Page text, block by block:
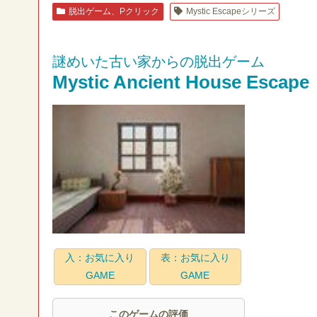
脱出ゲーム、Pクリック Mystic Escapeシリーズ
謎めいた古い家からの脱出ゲーム
Mystic Ancient House Escape
入：お気に入り
GAME
表：お気に入り
GAME
このゲームの評価